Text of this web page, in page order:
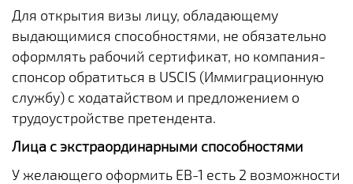
Для открытия визы лицу, обладающему
выдающимися способностями, не обязательно
оформлять рабочий сертификат, но компания-
спонсор обратиться в USCIS (Иммиграционную
службу) с ходатайством и предложением о
трудоустройстве претендента.
Лица с экстраординарными способностями
У желающего оформить EB-1 есть 2 возможности